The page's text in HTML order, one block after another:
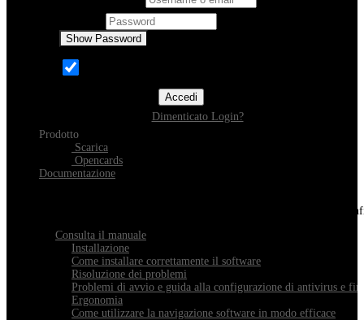
Show Password
Accedi
Dimenticato Login?
Prodotto
Scarica
Opencards
Documentazione
Tutto quello che devi sapere sull'installazione, la navigazione e la
Consulta il manuale
Installazione
Come installare correttamente il software
Risoluzione dei problemi
Problemi di avvio e guida alla configurazione di antivirus e
Ergonomia
Come utilizzare la navigazione software in modo efficace